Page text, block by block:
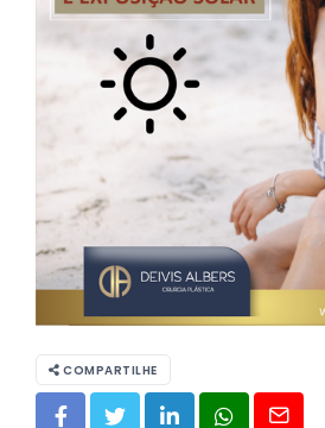
COMPARTILHE